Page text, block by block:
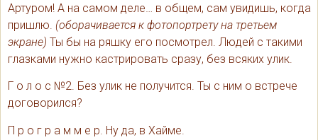
Артуром! А на самом деле… в общем, сам увидишь, когда
пришлю. (оборачивается к фотопортрету на третьем
экране) Ты бы на ряшку его посмотрел. Людей с такими
глазками нужно кастрировать сразу, без всяких улик.
Г о л о с №2. Без улик не получится. Ты с ним о встрече
договорился?
П р о г р а м м е р. Ну да, в Хайме.